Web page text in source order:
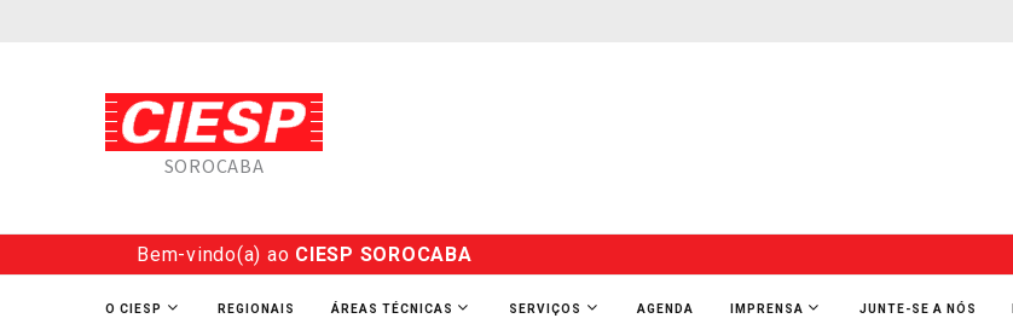
SOROCABA
Bem-vindo(a) ao CIESP SOROCABA
O CIESP REGIONAIS ÁREAS TÉCNICAS SERVIÇOS AGENDA IMPRENSA JUNTE-SE A NÓS